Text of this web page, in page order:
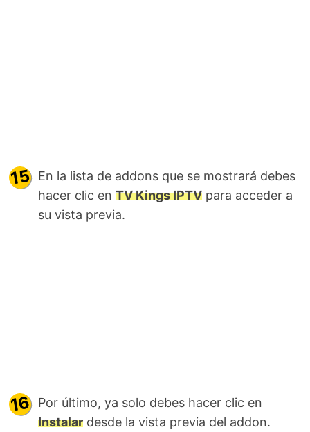
En la lista de addons que se mostrará debes
hacer clic en TV Kings IPTV para acceder a
su vista previa.
Por último, ya solo debes hacer clic en
Instalar desde la vista previa del addon.